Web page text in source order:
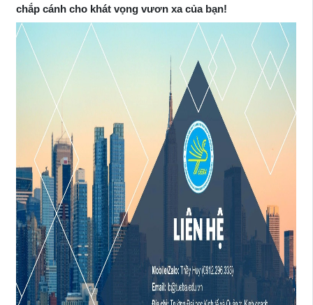
chắp cánh cho khát vọng vươn xa của bạn!